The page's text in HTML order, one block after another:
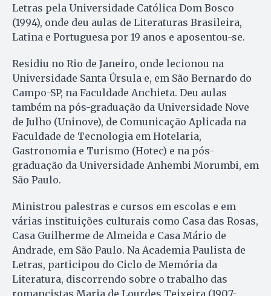
Letras pela Universidade Católica Dom Bosco
(1994), onde deu aulas de Literaturas Brasileira,
Latina e Portuguesa por 19 anos e aposentou-se.
Residiu no Rio de Janeiro, onde lecionou na
Universidade Santa Úrsula e, em São Bernardo do
Campo-SP, na Faculdade Anchieta. Deu aulas
também na pós-graduação da Universidade Nove
de Julho (Uninove), de Comunicação Aplicada na
Faculdade de Tecnologia em Hotelaria,
Gastronomia e Turismo (Hotec) e na pós-
graduação da Universidade Anhembi Morumbi, em
São Paulo.
Ministrou palestras e cursos em escolas e em
várias instituições culturais como Casa das Rosas,
Casa Guilherme de Almeida e Casa Mário de
Andrade, em São Paulo. Na Academia Paulista de
Letras, participou do Ciclo de Memória da
Literatura, discorrendo sobre o trabalho das
romancistas Maria de Lourdes Teixeira (1907-